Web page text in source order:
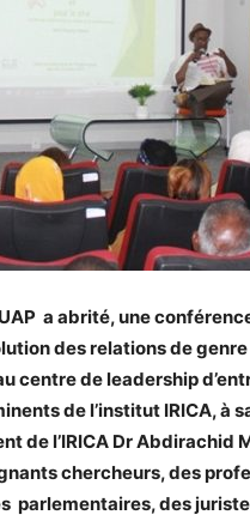
a abrité, une
des relations de
centre de leadership
de l’institut IRICA, à
de l’IRICA Dr Abdirachid
chercheurs, des
parlementaires, des